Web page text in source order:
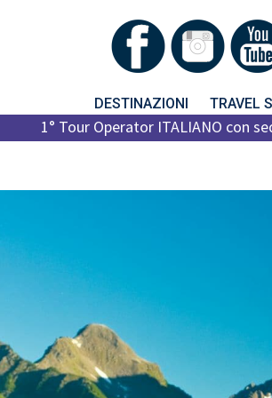
DESTINAZIONI TRAVEL
1° Tour Operator ITALIANO con